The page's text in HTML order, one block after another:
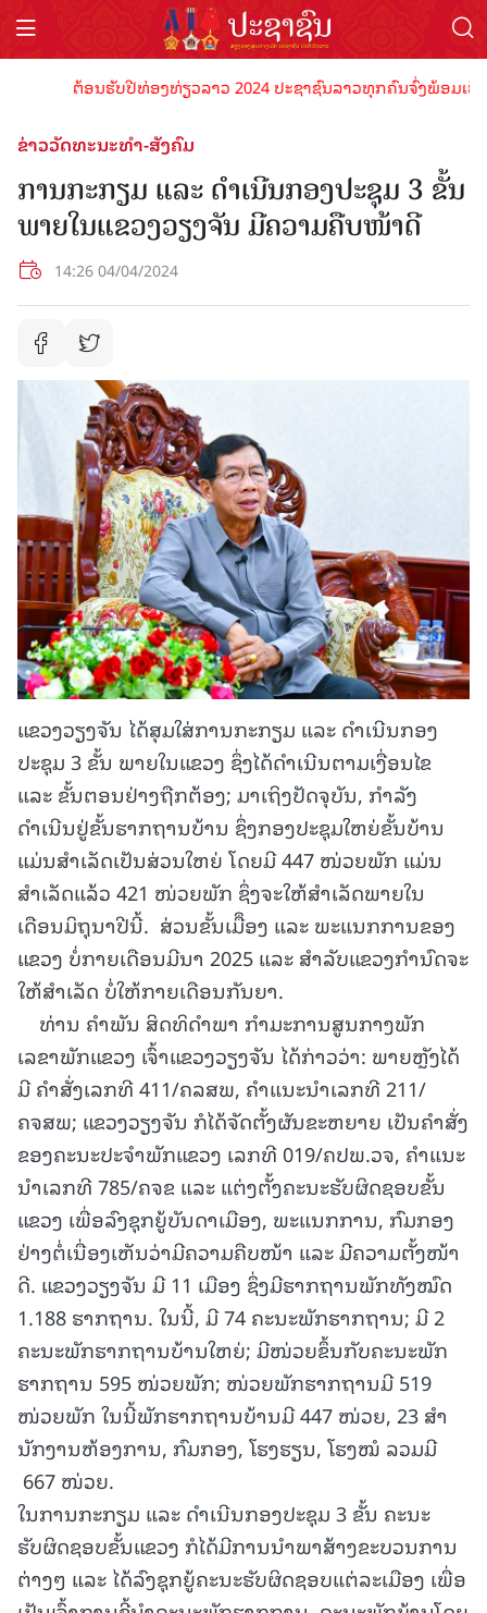
ຕ້ອນຮັບປີທ່ອງທ່ຽວລາວ 2024 ປະຊາຊົນລາວທຸກຄົນຈົ່ງພ້ອມເປັ
ຂ່າວວັດທະນະທຳ-ສັງຄົມ
ການກະກຽມ ແລະ ດຳເນີນກອງປະຊຸມ 3 ຂັ້ນ
ພາຍໃນແຂວງວຽງຈັນ ມີຄວາມຄືບໜ້າດີ
14:26 04/04/2024
ແຂວງວຽງຈັນ ໄດ້ສຸມໃສ່ການກະກຽມ ແລະ ດຳເນີນກອງ
ປະຊຸມ 3 ຂັ້ນ ພາຍໃນແຂວງ ຊຶ່ງໄດ້ດຳເນີນຕາມເງື່ອນໄຂ
ແລະ ຂັ້ນຕອນຢ່າງຖືກຕ້ອງ; ມາເຖິງປັດຈຸບັນ, ກຳລັງ
ດຳເນີນຢູ່ຂັ້ນຮາກຖານບ້ານ ຊຶ່ງກອງປະຊຸມໃຫຍ່ຂັ້ນບ້ານ
ແມ່ນສຳເລັດເປັນສ່ວນໃຫຍ່ ໂດຍມີ 447 ໜ່ວຍພັກ ແມ່ນ
ສຳເລັດແລ້ວ 421 ໜ່ວຍພັກ ຊຶ່ງຈະໃຫ້ສຳເລັດພາຍໃນ
ເດືອນມິຖຸນາປີນີ້. ສ່ວນຂັ້ນເມືຶອງ ແລະ ພະແນກການຂອງ
ແຂວງ ບໍ່ກາຍເດືອນມີນາ 2025 ແລະ ສຳລັບແຂວງກຳນົດຈະ
ໃຫ້ສຳເລັດ ບໍ່ໃຫ້ກາຍເດືອນກັນຍາ.
ທ່ານ ຄຳພັນ ສິດທິດຳພາ ກຳມະການສູນກາງພັກ
ເລຂາພັກແຂວງ ເຈົ້າແຂວງວຽງຈັນ ໄດ້ກ່າວວ່າ: ພາຍຫຼັງໄດ້
ມີ ຄໍາສັ່ງເລກທີ 411/ຄລສພ, ຄໍາແນະນໍາເລກທີ 211/
ຄຈສພ; ແຂວງວຽງຈັນ ກໍໄດ້ຈັດຕັ້ງຜັນຂະຫຍາຍ ເປັນຄໍາສັ່ງ
ຂອງຄະນະປະຈຳພັກແຂວງ ເລກທີ 019/ຄປພ.ວຈ, ຄໍາແນະ
ນໍາເລກທີ 785/ຄຈຂ ແລະ ແຕ່ງຕັ້ງຄະນະຮັບຜິດຊອບຂັ້ນ
ແຂວງ ເພື່ອລົງຊຸກຍູ້ບັນດາເມືອງ, ພະແນກການ, ກົມກອງ
ຢ່າງຕໍ່ເນື່ອງເຫັນວ່າມີຄວາມຄືບໜ້າ ແລະ ມີຄວາມຕັ້ງໜ້າ
ດີ. ແຂວງວຽງຈັນ ມີ 11 ເມືອງ ຊຶ່ງມີຮາກຖານພັກທັງໝົດ
1.188 ຮາກຖານ. ໃນນີ້, ມີ 74 ຄະນະພັກຮາກຖານ; ມີ 2
ຄະນະພັກຮາກຖານບ້ານໃຫຍ່; ມີໜ່ວຍຂຶ້ນກັບຄະນະພັກ
ຮາກຖານ 595 ໜ່ວຍພັກ; ໜ່ວຍພັກຮາກຖານມີ 519
ໜ່ວຍພັກ ໃນນີ້ພັກຮາກຖານບ້ານມີ 447 ໜ່ວຍ, 23 ສໍາ
ນັກງານຫ້ອງການ, ກົມກອງ, ໂຮງຮຽນ, ໂຮງໝໍ ລວມມີ
667 ໜ່ວຍ.
ໃນການກະກຽມ ແລະ ດຳເນີນກອງປະຊຸມ 3 ຂັ້ນ ຄະນະ
ຮັບຜິດຊອບຂັ້ນແຂວງ ກໍໄດ້ມີການນໍາພາສ້າງຂະບວນການ
ຕ່າງໆ ແລະ ໄດ້ລົງຊຸກຍູ້ຄະນະຮັບຜິດຊອບແຕ່ລະເມືອງ ເພື່ອ